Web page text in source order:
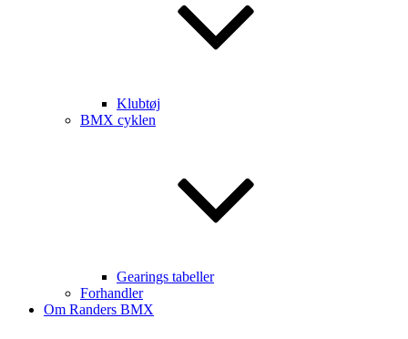
Klubtøj
BMX cyklen
Gearings tabeller
Forhandler
Om Randers BMX